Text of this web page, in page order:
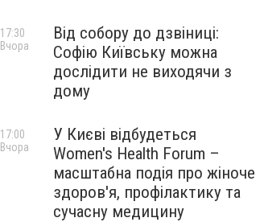
Від собору до дзвіниці:
Софію Київську можна
дослідити не виходячи з
дому
17:30
Вчора
У Києві відбудеться
Women's Health Forum –
масштабна подія про жіноче
здоров'я, профілактику та
сучасну медицину
17:00
Вчора